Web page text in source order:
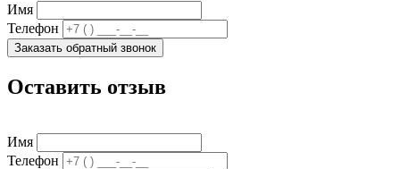
Имя
Телефон
Заказать обратный звонок
Оставить отзыв
Имя
Телефон